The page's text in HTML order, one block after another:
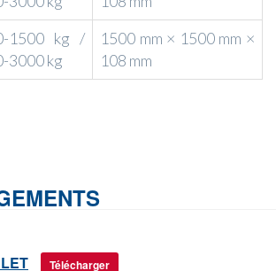
1500 kg /
3000 kg
1500 mm × 1500 mm ×
108 mm
Télécharger